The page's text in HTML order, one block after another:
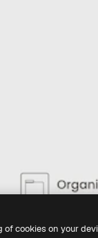
of cookies on your